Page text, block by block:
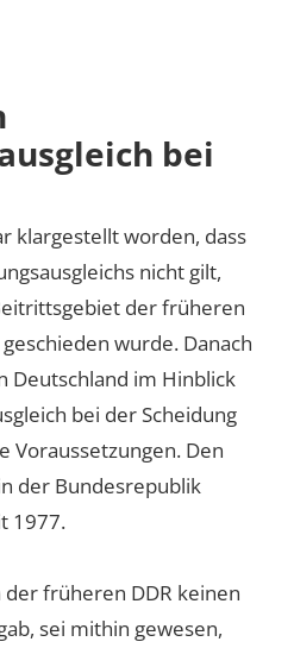
bei
klargestellt worden, dass
nicht gilt,
der früheren
wurde. Danach
Deutschland im Hinblick
bei der Scheidung
Voraussetzungen. Den
der Bundesrepublik
1977.
der früheren DDR keinen
sei mithin gewesen,